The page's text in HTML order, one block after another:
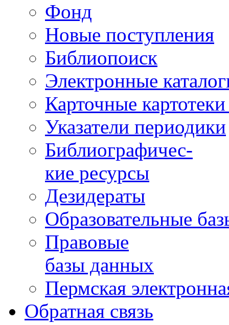
Фонд
Новые поступления
Библиопоиск
Электронные
Карточные
Указатели периодики
Библиографичес-
кие ресурсы
Дезидераты
Образовательные
Правовые
базы данных
Пермская
Обратная связь